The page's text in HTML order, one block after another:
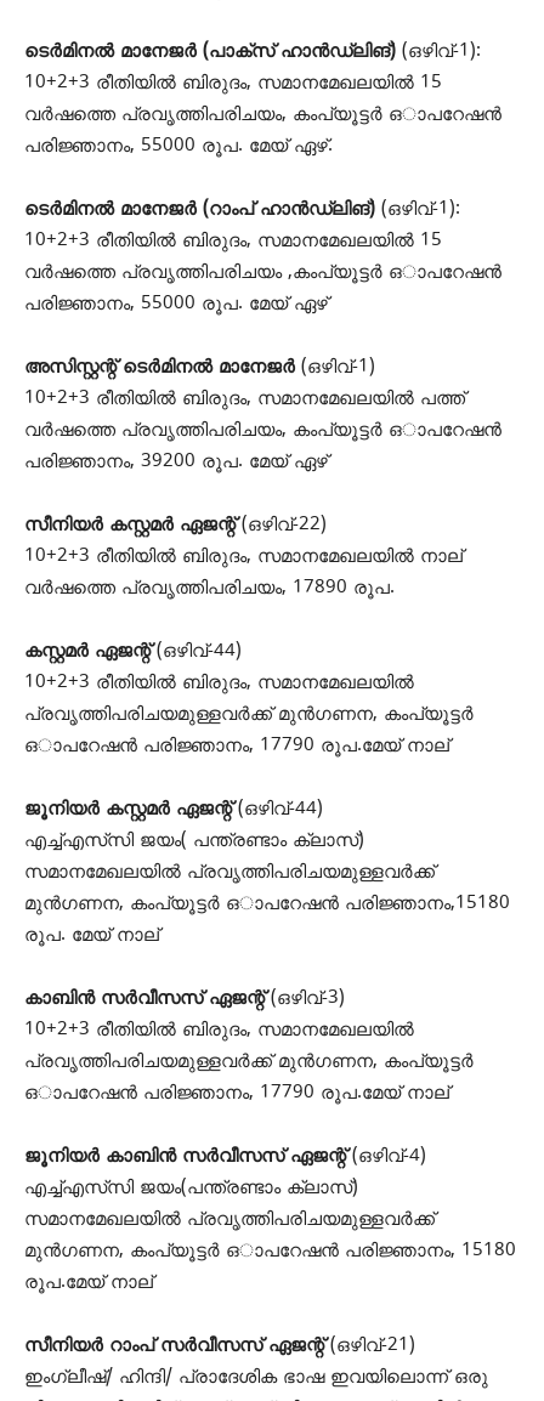
ടെർമിനൽ മാനേജർ (പാക്സ് ഹാൻഡ്‌ലിങ്) (ഒഴിവ്-1):
10+2+3 രീതിയിൽ ബിരുദം, സമാനമേഖലയിൽ 15
വർഷത്തെ പ്രവൃത്തിപരിചയം, കംപ്യൂട്ടർ ഒാപറേഷൻ
പരിജ്ഞാനം, 55000 രൂപ. മേയ് ഏഴ്.
ടെർമിനൽ മാനേജർ (റാംപ് ഹാൻഡ്‌ലിങ്) (ഒഴിവ്-1):
10+2+3 രീതിയിൽ ബിരുദം, സമാനമേഖലയിൽ 15
വർഷത്തെ പ്രവൃത്തിപരിചയം ,കംപ്യൂട്ടർ ഒാപറേഷൻ
പരിജ്ഞാനം, 55000 രൂപ. മേയ് ഏഴ്
അസിസ്റ്റന്റ് ടെർമിനൽ മാനേജർ (ഒഴിവ്-1)
10+2+3 രീതിയിൽ ബിരുദം, സമാനമേഖലയിൽ പത്ത്
വർഷത്തെ പ്രവൃത്തിപരിചയം, കംപ്യൂട്ടർ ഒാപറേഷൻ
പരിജ്ഞാനം, 39200 രൂപ. മേയ് ഏഴ്
സീനിയർ കസ്റ്റമർ ഏജന്റ്(ഒഴിവ്-22)
10+2+3 രീതിയിൽ ബിരുദം, സമാനമേഖലയിൽ നാല്
വർഷത്തെ പ്രവൃത്തിപരിചയം, 17890 രൂപ.
കസ്റ്റമർ ഏജന്റ്(ഒഴിവ്-44)
10+2+3 രീതിയിൽ ബിരുദം, സമാനമേഖലയിൽ
പ്രവൃത്തിപരിചയമുള്ളവർക്ക് മുൻഗണന, കംപ്യൂട്ടർ
ഒാപറേഷൻ പരിജ്ഞാനം, 17790 രൂപ.മേയ് നാല്
ജൂനിയർ കസ്റ്റമർ ഏജന്റ്(ഒഴിവ്-44)
എച്ച്എസ്‌സി ജയം( പന്ത്രണ്ടാം ക്ലാസ്)
സമാനമേഖലയിൽ പ്രവൃത്തിപരിചയമുള്ളവർക്ക്
മുൻഗണന, കംപ്യൂട്ടർ ഒാപറേഷൻ പരിജ്ഞാനം,15180
രൂപ. മേയ് നാല്
കാബിൻ സർവീസസ് ഏജന്റ്(ഒഴിവ്-3)
10+2+3 രീതിയിൽ ബിരുദം, സമാനമേഖലയിൽ
പ്രവൃത്തിപരിചയമുള്ളവർക്ക് മുൻഗണന, കംപ്യൂട്ടർ
ഒാപറേഷൻ പരിജ്ഞാനം, 17790 രൂപ.മേയ് നാല്
ജൂനിയർ കാബിൻ സർവീസസ് ഏജന്റ്(ഒഴിവ്-4)
എച്ച്എസ്‌സി ജയം(പന്ത്രണ്ടാം ക്ലാസ്)
സമാനമേഖലയിൽ പ്രവൃത്തിപരിചയമുള്ളവർക്ക്
മുൻഗണന, കംപ്യൂട്ടർ ഒാപറേഷൻ പരിജ്ഞാനം, 15180
രൂപ.മേയ് നാല്
സീനിയർ റാംപ് സർവീസസ് ഏജന്റ്(ഒഴിവ്-21)
ഇംഗ്ലീഷ്/ ഹിന്ദി/ പ്രാദേശിക ഭാഷ ഇവയിലൊന്ന് ഒരു